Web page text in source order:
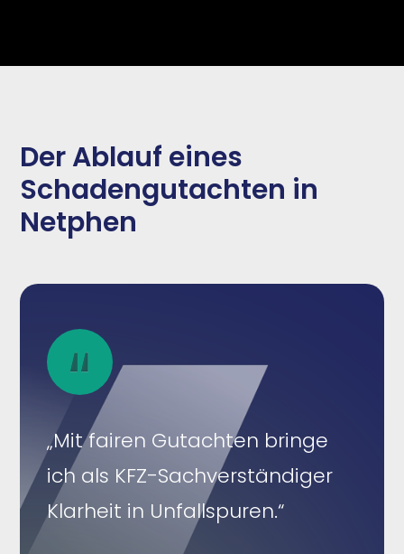
Der Ablauf eines
Schadengutachten in
Netphen
„Mit fairen Gutachten bringe
ich als KFZ-Sachverständiger
Klarheit in Unfallspuren.“